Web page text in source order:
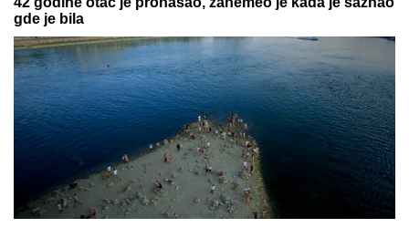
Dok je izlazila iz mora, mnogi su pomislili "EVO
NAJZGODNIJE DEVOJKE NA PLAŽI", a onda se
okrenula i nastao je TAJAC: "Joj, ovo izgleda kao